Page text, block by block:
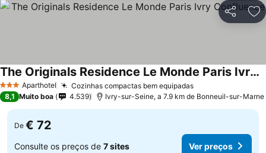
Partilhar
3 EstrelasAparthotel Cozinhas compactas bem equipadasVer preços
The Originals Residence Le Monde Paris Ivry Confluence
Ver preços
8,1 Muito boa 4.539 Ivry-sur-Seine, a 7.9 km de Bonneuil-sur-Marne
De € 72
Consulte os preços de 7 sites Ver preços